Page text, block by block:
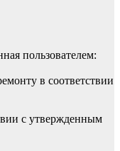
пользователем:
в соответствии
с утвержденным